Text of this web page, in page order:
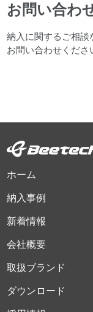
お問い合わ
納入に関するご相談
お問い合わせくださ
ホーム
納入事例
新着情報
会社概要
取扱ブランド
ダウンロード